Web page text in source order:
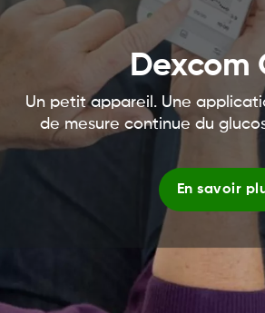
Dexcom
Un petit appareil. Une
de mesure continue du
En savoir